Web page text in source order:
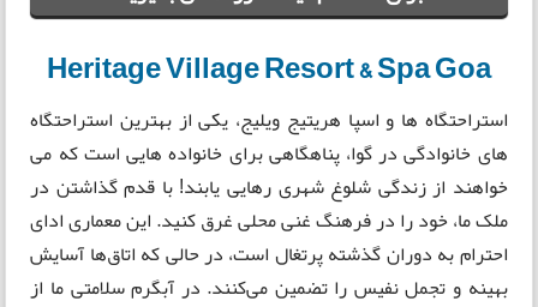
Heritage Village Resort & Spa Goa
استراحتگاه ها و اسپا هریتیج ویلیج، یکی از بهترین استراحتگاه
های خانوادگی در گوا، پناهگاهی برای خانواده هایی است که می
خواهند از زندگی شلوغ شهری رهایی یابند! با قدم گذاشتن در
ملک ما، خود را در فرهنگ غنی محلی غرق کنید. این معماری ادای
احترام به دوران گذشته پرتغال است، در حالی که اتاق‌ها آسایش
بهینه و تجمل نفیس را تضمین می‌کنند. در آبگرم سلامتی ما از